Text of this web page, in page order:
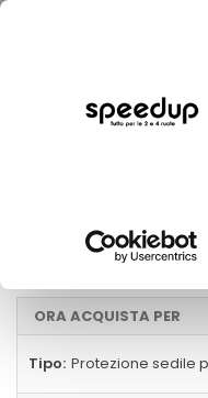
Marche
Protezione
ORA ACQUISTA PER
Tipo Protezione sedile